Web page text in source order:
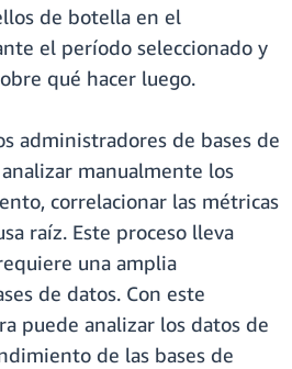
de botella en el
el período seleccionado y
qué hacer luego.
administradores de bases de
manualmente los
correlacionar las métricas
raíz. Este proceso lleva
una amplia
de datos. Con este
puede analizar los datos de
de las bases de